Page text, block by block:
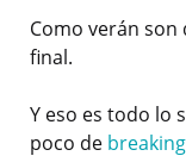
Como verán
final.
Y eso es todo lo
poco de